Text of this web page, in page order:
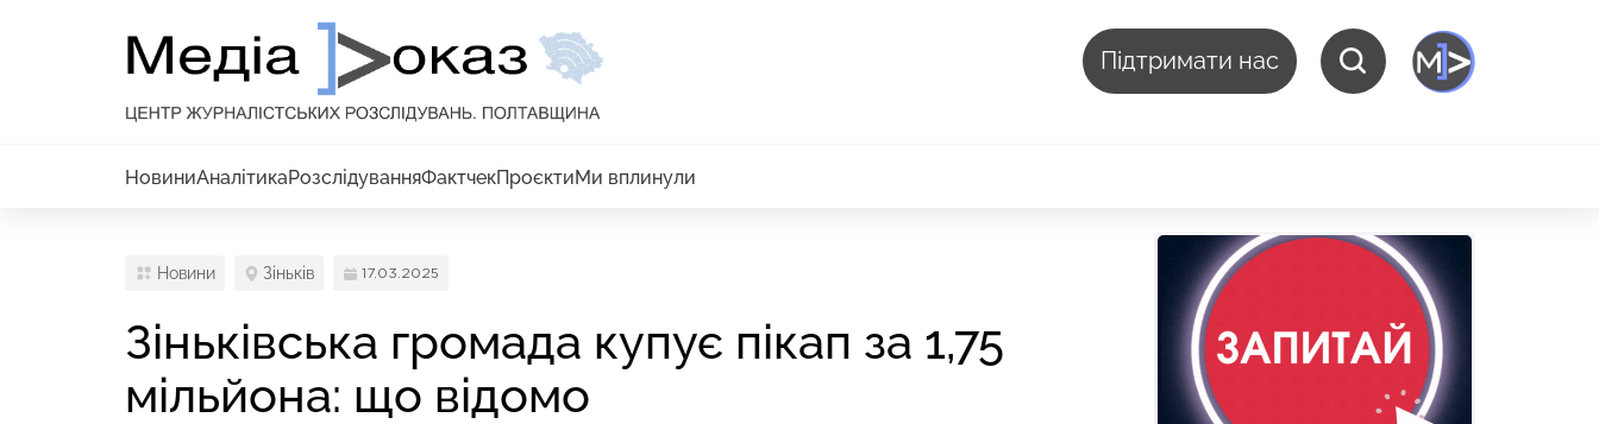
Підтримати нас
НовиниАналітикаРозслідуванняФактчекПроєктиМи вплинули
Новини Зіньків 17.03.2025
Зіньківська громада купує пікап за 1,75
мільйона: що відомо